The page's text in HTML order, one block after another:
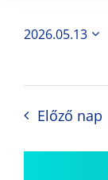
2026.05.13
Előző nap